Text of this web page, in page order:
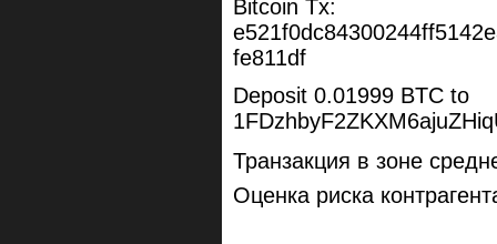
Bitcoin Tx:
fe811df
Deposit 0.01999 BTC to
Транзакция в зоне
Оценка риска